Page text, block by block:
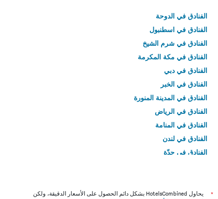
الفنادق في الدوحة
الفنادق في اسطنبول
الفنادق في شرم الشيخ
الفنادق في مكة المكرمة
الفنادق في دبي
الفنادق في الخبر
الفنادق في المدينة المنورة
الفنادق في الرياض
الفنادق في المنامة
الفنادق في لندن
الفنادق في جدّة
*
يحاول HotelsCombined بشكل دائم الحصول على الأسعار الدقيقة، ولكن